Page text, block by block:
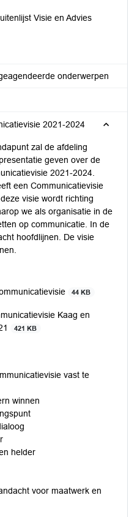
Visie en Advies
onderwerpen
2021-2024
zal de afdeling
geven over de
2021-2024.
een Communicatievisie
visie wordt richting
we als organisatie in de
op communicatie. In de
hoofdlijnen. De visie
44 KB
Kaag en
421 KB
vast te
winnen
helder
voor maatwerk en